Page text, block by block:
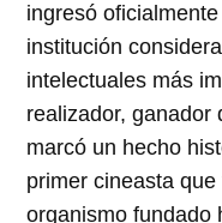
ingresó
institución
intelectuales más
realizador, ganador
marcó un hecho
primer cineasta
organismo fundado